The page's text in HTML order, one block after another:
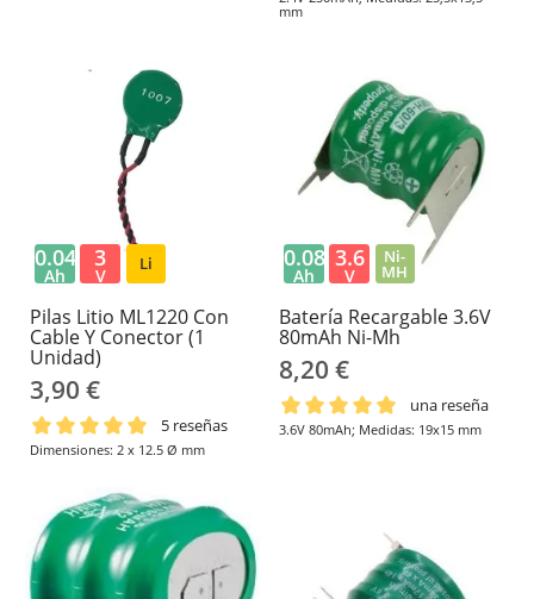
mm
Pilas Litio ML1220 Con
Cable Y Conector (1
Unidad)
3,90 €
5 reseñas
Dimensiones: 2 x 12.5 Ø mm
0.04
Ah
3
V
Li
Batería Recargable 3.6V
80mAh Ni-Mh
8,20 €
una reseña
3.6V 80mAh; Medidas: 19x15 mm
0.08
Ah
3.6
V
Ni-
MH